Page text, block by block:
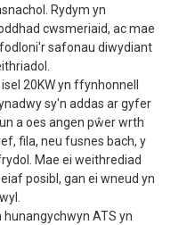
Rydym yn
cwsmeriaid, ac mae
safonau diwydiant
20KW yn ffynhonnell
sy'n addas ar gyfer
a oes angen pŵer wrth
fila, neu fusnes bach, y
Mae ei weithrediad
posibl, gan ei wneud yn
ATS yn
50HZ
Un cam/Tri cham
F
465F1
65x78mm
1050cc
≤374g/kw.awr